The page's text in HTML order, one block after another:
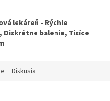
lekáreň - Rýchle
Diskrétne balenie, Tisíce
Diskusia